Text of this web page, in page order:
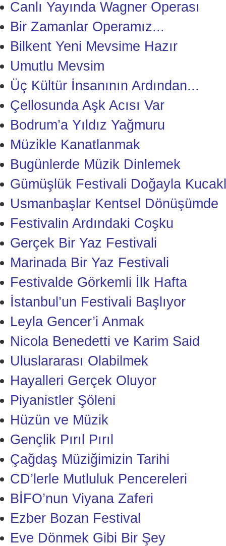
Canlı Yayında Wagner Operası
Bir Zamanlar Operamız...
Bilkent Yeni Mevsime Hazır
Umutlu Mevsim
Üç Kültür İnsanının Ardından...
Çellosunda Aşk Acısı Var
Bodrum’a Yıldız Yağmuru
Müzikle Kanatlanmak
Bugünlerde Müzik Dinlemek
Gümüşlük Festivali Doğayla
Usmanbaşlar Kentsel Dönüşümde
Festivalin Ardındaki Coşku
Gerçek Bir Yaz Festivali
Marinada Bir Yaz Festivali
Festivalde Görkemli İlk Hafta
İstanbul’un Festivali Başlıyor
Leyla Gencer’i Anmak
Nicola Benedetti ve Karim Said
Uluslararası Olabilmek
Hayalleri Gerçek Oluyor
Piyanistler Şöleni
Hüzün ve Müzik
Gençlik Pırıl Pırıl
Çağdaş Müziğimizin Tarihi
CD’lerle Mutluluk Pencereleri
BİFO’nun Viyana Zaferi
Ezber Bozan Festival
Eve Dönmek Gibi Bir Şey